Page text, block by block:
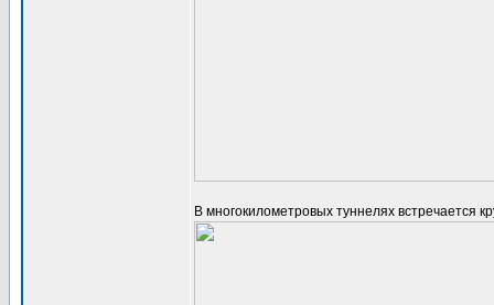
В многокилометровых туннелях встречается